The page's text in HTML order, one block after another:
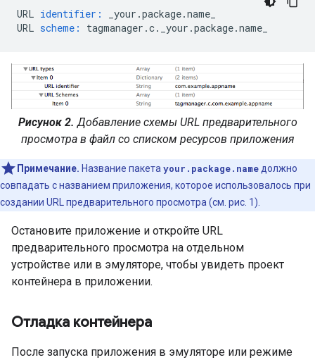
URL identifier:
_your.package.name_
URL scheme: tagmanager.c._your.package.name_
Рисунок 2.Добавление схемы URL предварительного
просмотра в файл со списком ресурсов приложения
Примечание. Название пакета your.package.name должно
совпадать с названием приложения, которое использовалось при
создании URL предварительного просмотра (см. рис. 1).
Остановите приложение и откройте URL
предварительного просмотра на отдельном
устройстве или в эмуляторе, чтобы увидеть проект
контейнера в приложении.
Отладка контейнера
После запуска приложения в эмуляторе или режиме